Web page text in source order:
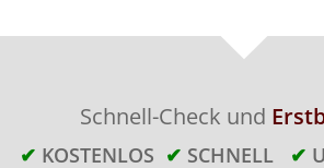
Schnell-Check und
✔ KOSTENLOS ✔ SCHNELL ✔